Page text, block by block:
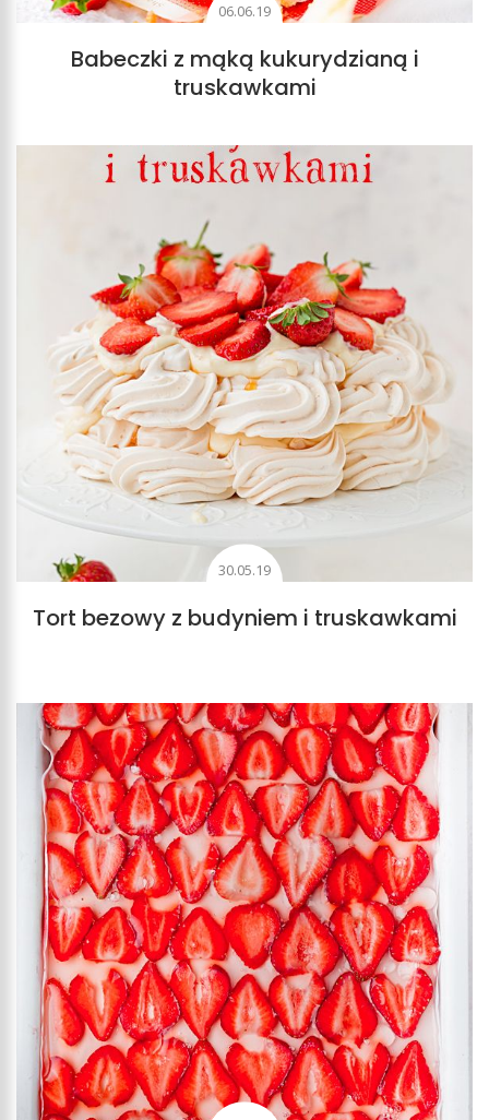
06.06.19
Babeczki z mąką kukurydzianą i
truskawkami
30.05.19
Tort bezowy z budyniem i truskawkami